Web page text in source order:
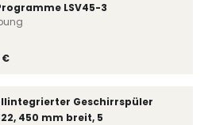
LSV45-3
€
Geschirrspüler
450 mm breit, 5